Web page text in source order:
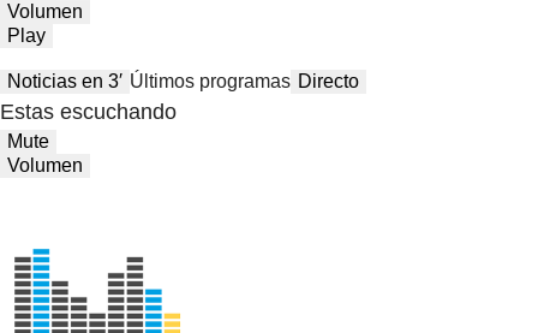
Volumen
Play
Noticias en 3′ Últimos programas Directo
Estas escuchando
Mute
Volumen